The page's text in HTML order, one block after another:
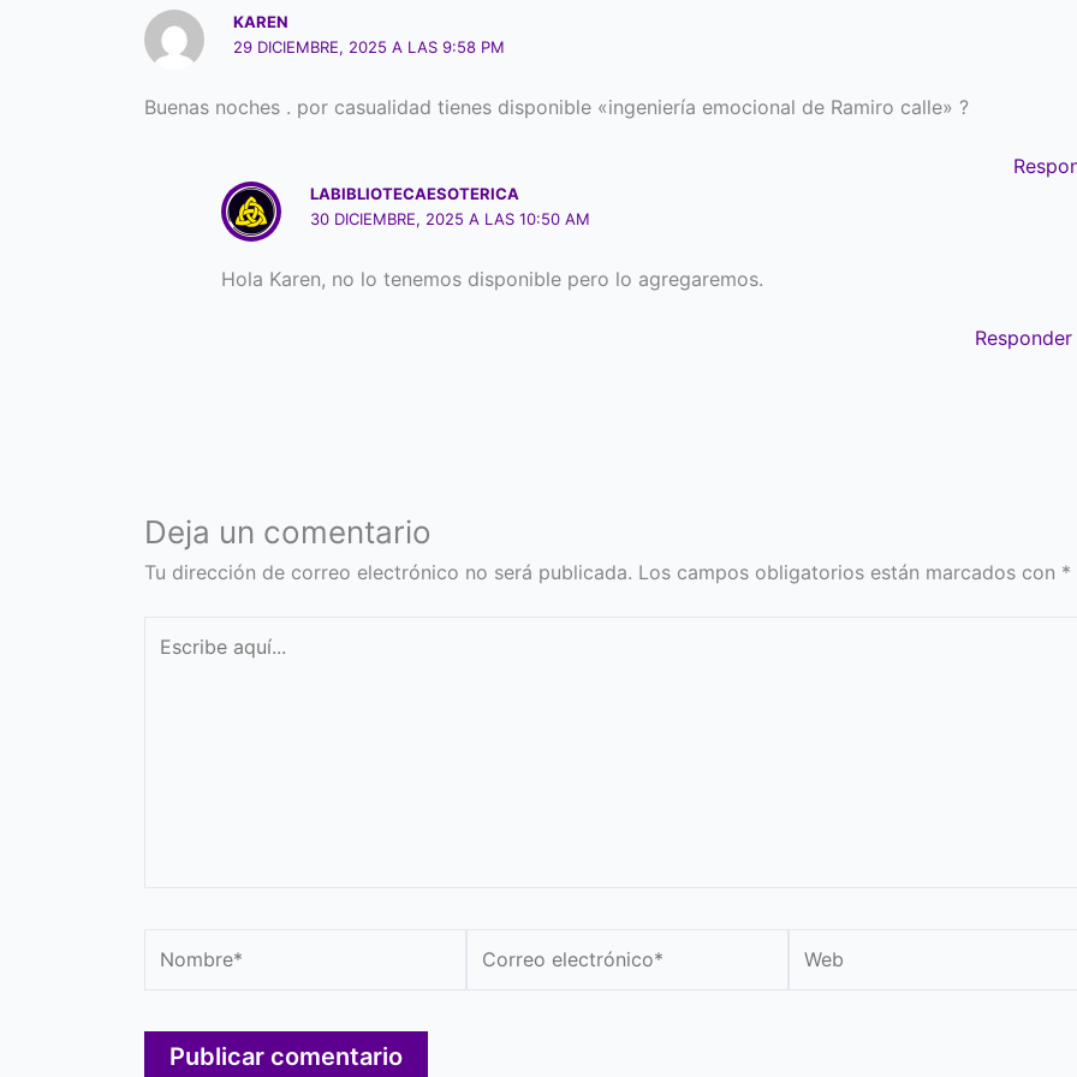
KAREN
29 DICIEMBRE, 2025 A LAS 9:58 PM
Buenas noches . por casualidad tienes disponible «ingeniería emocional de Ramiro calle» ?
LABIBLIOTECAESOTERICA
30 DICIEMBRE, 2025 A LAS 10:50 AM
Hola Karen, no lo tenemos disponible pero lo agregaremos.
Responder
Deja un comentario
Tu dirección de correo electrónico no será publicada. Los campos obligatorios están marcados con *
aquí...
electrónico*